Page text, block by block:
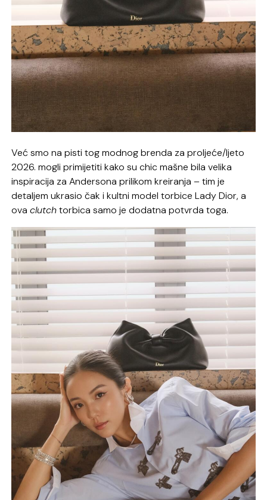
Već smo na pisti tog modnog brenda za proljeće/ljeto
2026. mogli primijetiti kako su chic mašne bila velika
inspiracija za Andersona prilikom kreiranja – tim je
detaljem ukrasio čak i kultni model torbice Lady Dior, a
ovaclutchtorbica samo je dodatna potvrda toga.